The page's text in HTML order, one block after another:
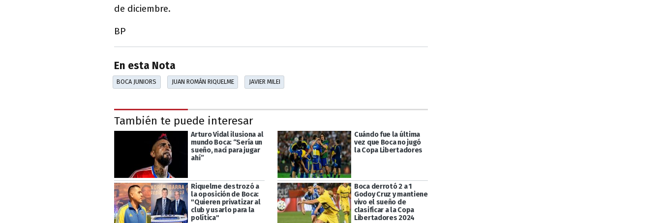
de diciembre.
BP
En esta Nota
BOCA JUNIORS JUAN ROMÁN RIQUELME JAVIER MILEI
También te puede interesar
Arturo Vidal ilusiona al
mundo Boca: “Sería un
sueño, nací para jugar
ahí”
Cuándo fue la última
vez que Boca no jugó
la Copa Libertadores
Riquelme destrozó a
la oposición de Boca:
"Quieren privatizar al
club y usarlo para la
política"
Boca derrotó 2 a 1
Godoy Cruz y mantiene
vivo el sueño de
clasificar a la Copa
Libertadores 2024